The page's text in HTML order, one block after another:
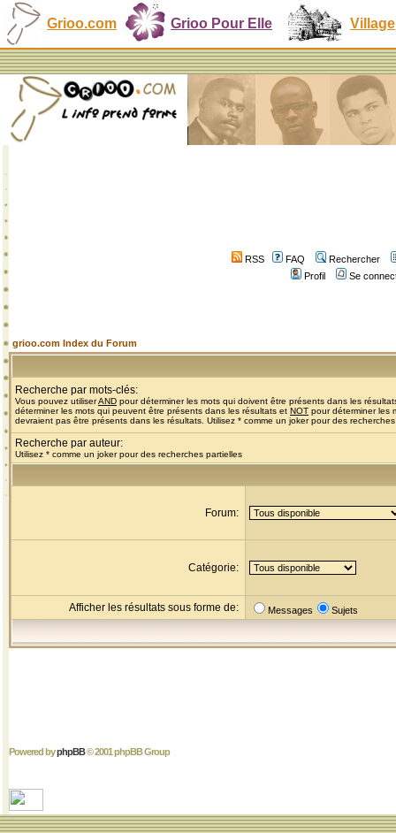
Grioo.com Grioo Pour Elle Village
RSS FAQ
Rechercher
Profil
Se
grioo.com Index du Forum
Recherche par mots-clés:
Vous pouvez utiliserAND pour déterminer les mots qui doivent être présents dans les
déterminer les mots qui peuvent être présents dans les résultats et NOT pour déterminer les
devraient pas être présents dans les résultats. Utilisez * comme un joker pour des
Recherche par auteur:
Utilisez * comme un joker pour des recherches partielles
Forum:
Catégorie:
Afficher les résultats sous forme de: Messages Sujets
Powered byphpBB© 2001 phpBB Group